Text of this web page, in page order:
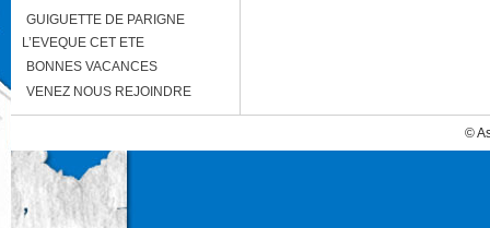
GUIGUETTE DE PARIGNE
L’EVEQUE CET ETE
BONNES VACANCES
VENEZ NOUS REJOINDRE
©